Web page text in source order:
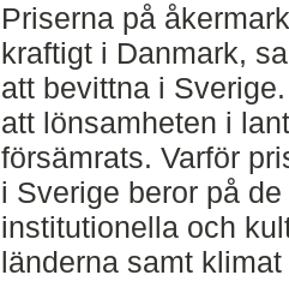
Priserna på
kraftigt i Danmark,
att bevittna i
att lönsamheten i
försämrats. Varför
i Sverige beror på
institutionella och
länderna samt